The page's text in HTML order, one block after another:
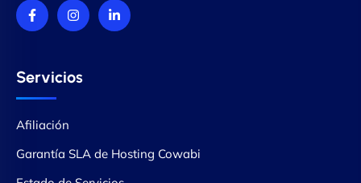
Servicios
Afiliación
Garantía SLA de Hosting Cowabi